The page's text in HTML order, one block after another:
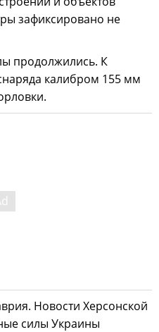
зафиксировано не
продолжились. К
калибром 155 мм
Новости Херсонской
силы Украины